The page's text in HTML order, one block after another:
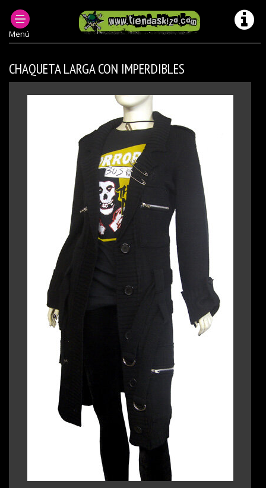
Menú
ROPA PUNK MUJER JERSÉIS PUNK MUJER
CHAQUETA LARGA CON IMPERDIBLES